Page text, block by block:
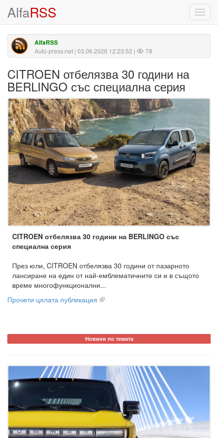
AlfaRSS
AlfaRSS
Auto-press.net | 03.06.2026 12:23:52 | 78
CITROEN отбелязва 30 години на
BERLINGO със специална серия
CITROEN отбелязва 30 години на BERLINGO със
специална серия
През юли, CITROEN отбелязва 30 години от пазарното
лансиране на един от най-емблематичните си и в същото
време многофункционални...
Прочети цялата публикация
Новини по темата